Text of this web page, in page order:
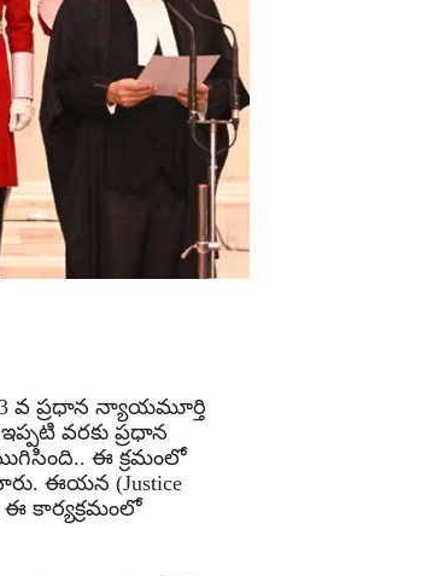
వ ప్ర‌ధాన న్యాయ‌మూర్తి
వ‌ర‌కు ప్ర‌ధాన
ఈ క్ర‌మంలో
ఈయ‌న (Justice
ఈ కార్య‌క్ర‌మంలో